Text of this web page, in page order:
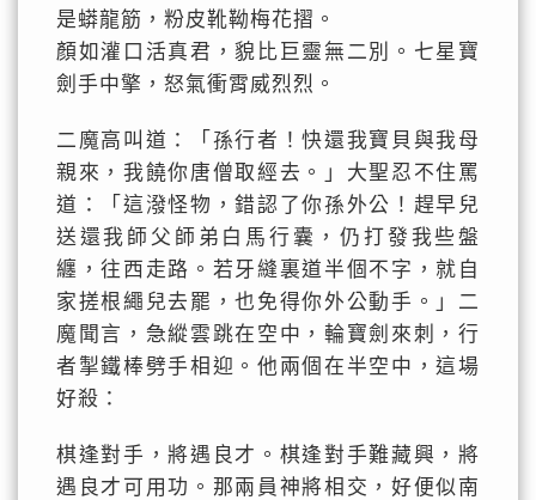
是蟒龍筋，粉皮靴靿梅花摺。
顏如灌口活真君，貌比巨靈無二別。七星寶
劍手中擎，怒氣衝霄威烈烈。
二魔高叫道：「孫行者！快還我寶貝與我母
親來，我饒你唐僧取經去。」大聖忍不住罵
道：「這潑怪物，錯認了你孫外公！趕早兒
送還我師父師弟白馬行囊，仍打發我些盤
纏，往西走路。若牙縫裏道半個不字，就自
家搓根繩兒去罷，也免得你外公動手。」二
魔聞言，急縱雲跳在空中，輪寶劍來刺，行
者掣鐵棒劈手相迎。他兩個在半空中，這場
好殺：
棋逢對手，將遇良才。棋逢對手難藏興，將
遇良才可用功。那兩員神將相交，好便似南